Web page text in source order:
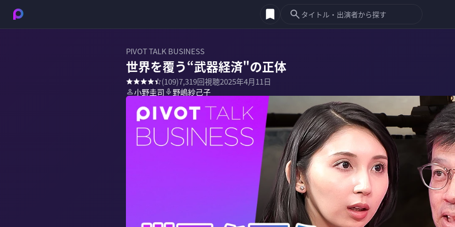
PIVOT TALK BUSINESS
世界を覆う“武器経済"の正体
(109)7,319回視聴2025年4月11日
小野圭司
野嶋紗己子